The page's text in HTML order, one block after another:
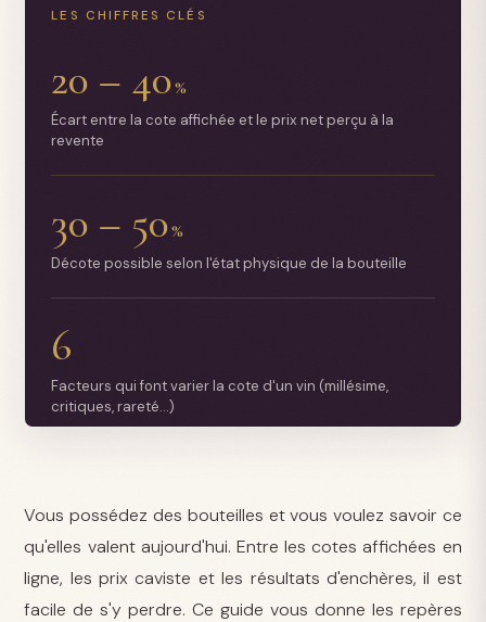
LES CHIFFRES CLÉS
20 – 40%
Écart entre la cote affichée et le prix net perçu à la
revente
30 – 50%
Décote possible selon l'état physique de la bouteille
6
Facteurs qui font varier la cote d'un vin (millésime,
critiques, rareté…)
Vous possédez des bouteilles et vous voulez savoir ce
qu'elles valent aujourd'hui. Entre les cotes affichées en
ligne, les prix caviste et les résultats d'enchères, il est
facile de s'y perdre. Ce guide vous donne les repères